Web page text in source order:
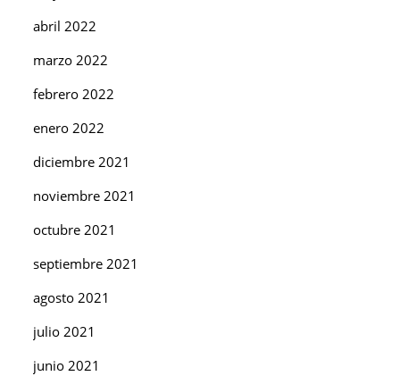
abril 2022
marzo 2022
febrero 2022
enero 2022
diciembre 2021
noviembre 2021
octubre 2021
septiembre 2021
agosto 2021
julio 2021
junio 2021